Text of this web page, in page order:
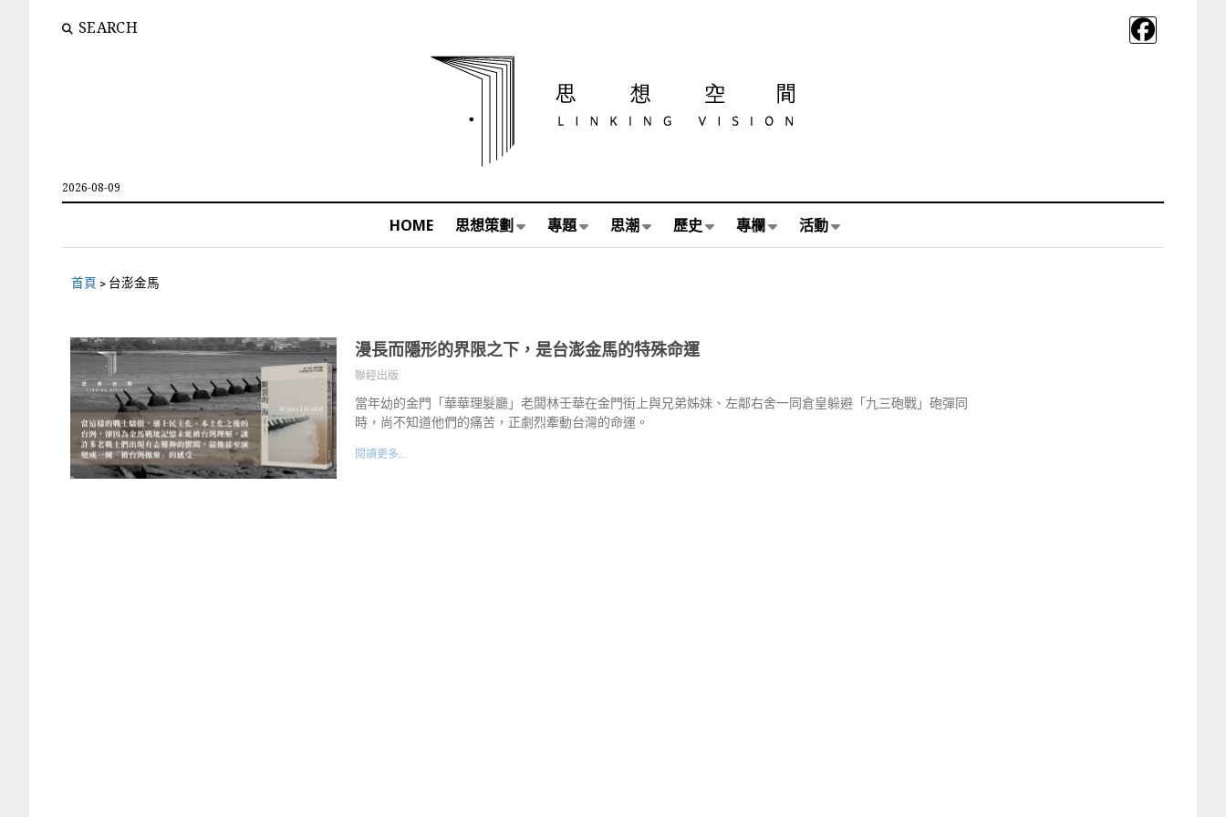
SEARCH
2026-08-09
HOME 思想策劃 專題 思潮 歷史 專欄 活動
首頁 > 台澎金馬
漫長而隱形的界限之下，是台澎金馬的特殊命運
聯經出版
當年幼的金門「華華理髮廳」老闆林壬華在金門街上與兄弟姊妹、左鄰右舍一同倉皇躲避「九三砲戰」砲彈同
時，尚不知道他們的痛苦，正劇烈牽動台灣的命運。
閱讀更多...